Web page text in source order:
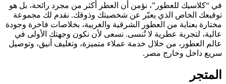
في “كلاسيك للعطور”، نؤمن أن العطر أكثر من مجرد رائحة، بل هو
توقيعك الخاص الذي يعبّر عن شخصيتك وذوقك. نقدم لك مجموعة
مختارة بعناية من العطور الشرقية والغربية، بخلاصات فاخرة وجودة
عالية، لتجربة عطرية لا تُنسى. نسعى لأن نكون وجهتك الأولى في
عالم العطور، من خلال خدمة عملاء متميزة، وتغليف أنيق، وتوصيل
سريع داخل وخارج مصر.
المتجر